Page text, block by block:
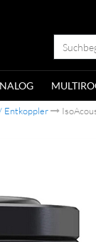
Entkoppler